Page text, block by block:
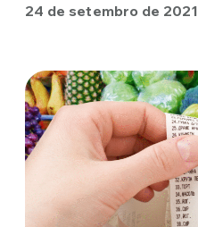
24 de setembro de 2021